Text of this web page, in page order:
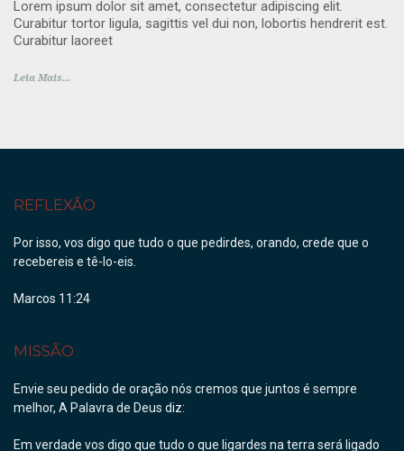
Lorem ipsum dolor sit amet, consectetur adipiscing elit.
Curabitur tortor ligula, sagittis vel dui non, lobortis hendrerit est.
Curabitur laoreet
Leia Mais...
REFLEXÃO
Por isso, vos digo que tudo o que pedirdes, orando, crede que o
recebereis e tê-lo-eis.
Marcos 11:24
MISSÃO
Envie seu pedido de oração nós cremos que juntos é sempre
melhor, A Palavra de Deus diz:
Em verdade vos digo que tudo o que ligardes na terra será ligado